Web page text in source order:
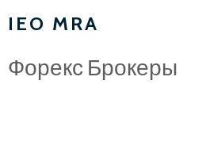
IEO MRA
Форекс Брокеры